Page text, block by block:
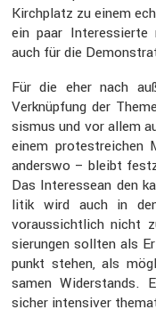
Kirch­platz zu einem
ein paar Inter­es­sierte
auch für die
Für die eher nach
Verknüp­fung der
sismus und vor allem
einem protestrei­chen
anderswo – bleibt
Das Inter­es­sean den
litik wird auch in
voraus­sicht­lich nicht
sie­rungen sollten als
punkt stehen, als
samen Wider­stands.
sicher inten­siver